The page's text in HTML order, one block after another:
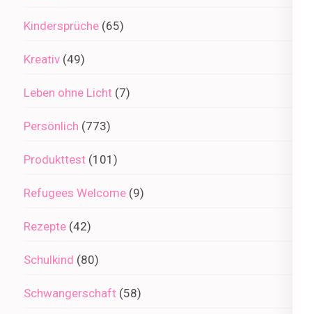
Kindersprüche (65)
Kreativ (49)
Leben ohne Licht (7)
Persönlich (773)
Produkttest (101)
Refugees Welcome (9)
Rezepte (42)
Schulkind (80)
Schwangerschaft (58)